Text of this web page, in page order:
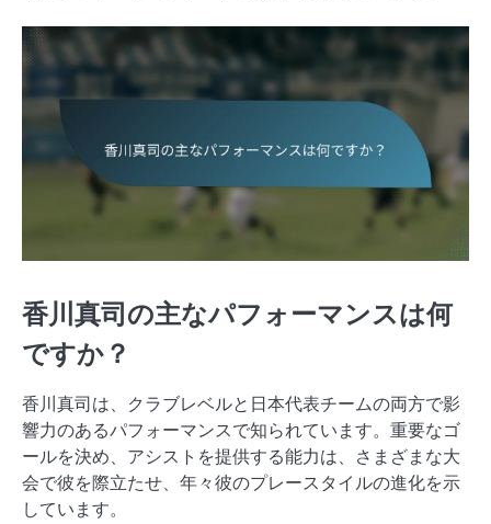
香川真司の主なパフォーマンスは何
ですか？
香川真司は、クラブレベルと日本代表チームの両方で影
響力のあるパフォーマンスで知られています。重要なゴ
ールを決め、アシストを提供する能力は、さまざまな大
会で彼を際立たせ、年々彼のプレースタイルの進化を示
しています。